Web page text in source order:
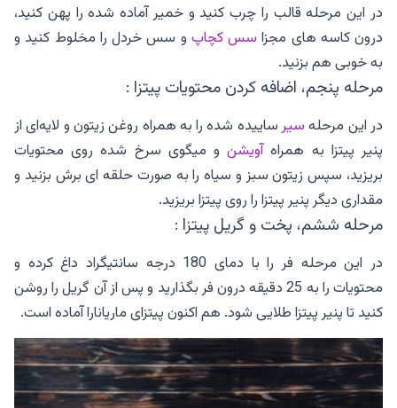
در این مرحله قالب را چرب کنید و خمیر آماده شده را پهن کنید،
درون کاسه های مجزا سس کچاپ و سس خردل را مخلوط کنید و
به خوبی هم بزنید.
مرحله پنجم، اضافه کردن محتویات پیتزا :
در این مرحلهسیرساییده شده را به همراه روغن زیتون و لایه‌ای از
پنیر پیتزا به همراهآویشنو میگوی سرخ شده روی محتویات
بریزید، سپس زیتون سبز و سیاه را به صورت حلقه ای برش بزنید و
مقداری دیگر پنیر پیتزا را روی پیتزا بریزید.
مرحله ششم، پخت و گریل پیتزا :
در این مرحله فر را با دمای 180 درجه سانتیگراد داغ کرده و
محتویات را به 25 دقیقه درون فر بگذارید و پس از آن گریل را روشن
کنید تا پنیر پیتزا طلایی شود. هم اکنون پیتزای ماریانارا آماده است.